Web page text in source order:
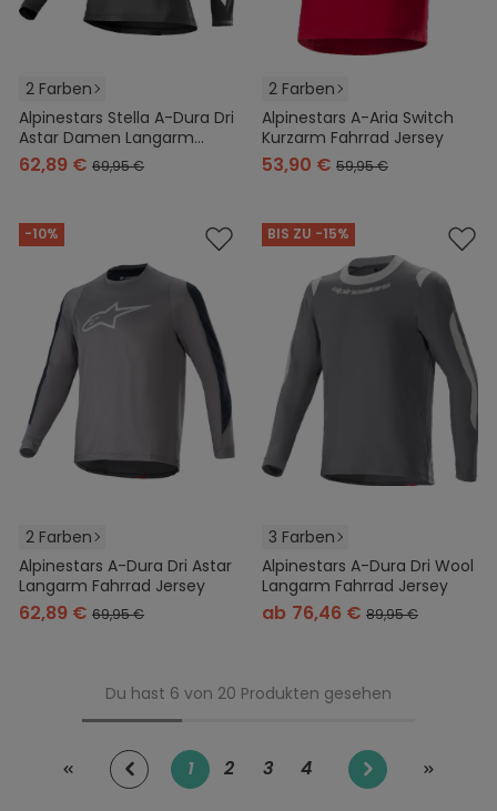
2 Farben
Alpinestars Stella A-Dura Dri
Astar Damen Langarm
Fahrrad Jersey
62,89 € 69,95 €
2 Farben
Alpinestars A-Aria Switch
Kurzarm Fahrrad Jersey
53,90 € 59,95 €
-10%
2 Farben
Alpinestars A-Dura Dri Astar
Langarm Fahrrad Jersey
62,89 € 69,95 €
BIS ZU -15%
3 Farben
Alpinestars A-Dura Dri Wool
Langarm Fahrrad Jersey
ab 76,46 € 89,95 €
Du hast 6 von 20 Produkten gesehen
Seite
1 Seite
2 Seite
3 Seite
4